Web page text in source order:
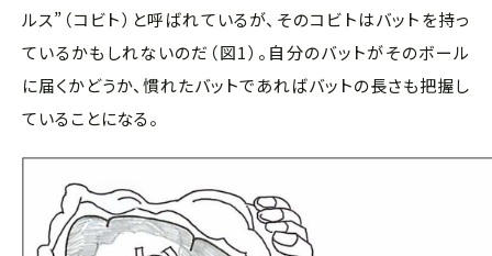
ルス”（コビト）と呼ばれているが、そのコビトはバットを持っ
ているかもしれないのだ（図1）。自分のバットがそのボール
に届くかどうか、慣れたバットであればバットの長さも把握し
ていることになる。